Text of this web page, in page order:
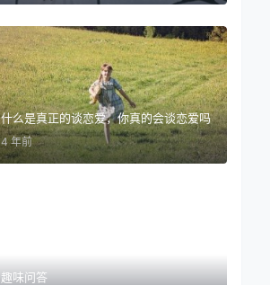
什么是真正的谈恋爱，你真的会谈恋爱吗
4 年前
趣味问答